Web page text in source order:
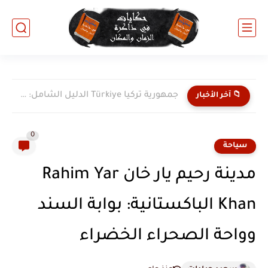
📁 آخر الأخبار جمهورية تركيا Türkiye الدليل الشامل: جسر الحضارات وعملاق الشرق الأوسط...
سياحة
0
مدينة رحيم يار خان Rahim Yar
Khan الباكستانية: بوابة السند
وواحة الصحراء الخضراء